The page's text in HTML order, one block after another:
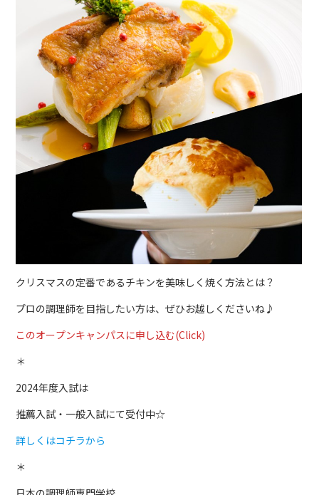
クリスマスの定番であるチキンを美味しく焼く方法とは？
プロの調理師を目指したい方は、ぜひお越しくださいね♪
このオープンキャンパスに申し込む(Click)
＊
2024年度入試は
推薦入試・一般入試にて受付中☆
詳しくはコチラから
＊